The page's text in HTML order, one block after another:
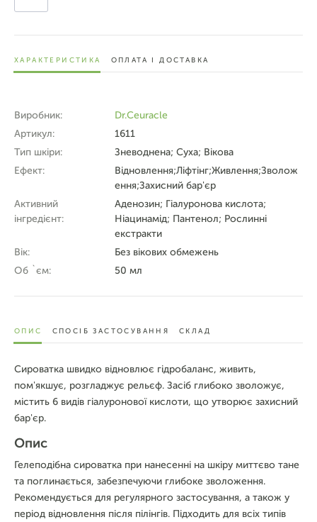
ХАРАКТЕРИСТИКА ОПЛАТА І ДОСТАВКА
Виробник:
Dr.Ceuracle
Артикул:
1611
Тип шкіри:
Зневоднена; Суха; Вікова
Ефект:
Відновлення;Ліфтінг;Живлення;Зволож
ення;Захисний бар'єр
Активний
інгредієнт:
Аденозин; Гіалуронова кислота;
Ніацинамід; Пантенол; Рослинні
екстракти
Вік:
Без вікових обмежень
Об `єм:
50 мл
ОПИС СПОСІБ ЗАСТОСУВАННЯ СКЛАД
Сироватка швидко відновлює гідробаланс, живить,
пом'якшує, розгладжує рельєф. Засіб глибоко зволожує,
містить 6 видів гіалуронової кислоти, що утворює захисний
бар'єр.
Опис
Гелеподібна сироватка при нанесенні на шкіру миттєво тане
та поглинається, забезпечуючи глибоке зволоження.
Рекомендується для регулярного застосування, а також у
період відновлення після пілінгів. Підходить для всіх типів